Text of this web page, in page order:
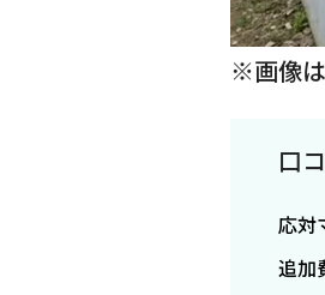
※画像
口
応対
追加